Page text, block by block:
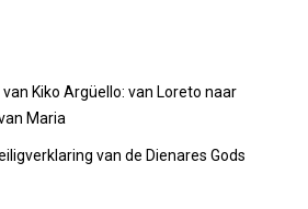
Kiko Argüello: van Loreto naar
Maria
van de Dienares Gods